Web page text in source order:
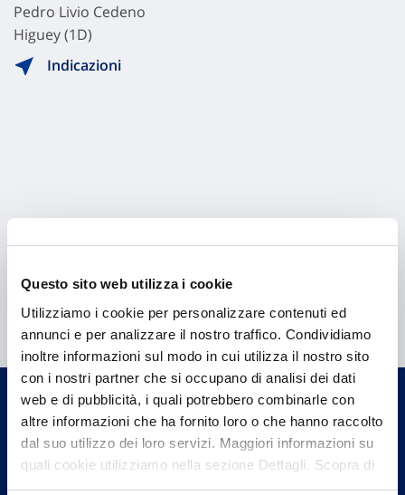
Questo sito web utilizza i cookie
Utilizziamo i cookie per personalizzare contenuti ed
annunci e per analizzare il nostro traffico. Condividiamo
inoltre informazioni sul modo in cui utilizza il nostro sito
con i nostri partner che si occupano di analisi dei dati
web e di pubblicità, i quali potrebbero combinarle con
altre informazioni che ha fornito loro o che hanno raccolto
dal suo utilizzo dei loro servizi. Maggiori informazioni su
quali cookie utilizziamo nella sezione Dettagli. Scopra di
più su chi siamo, come può contattarci e come trattiamo i
Pedro Livio Cedeno
Higuey (1D)
Indicazioni
Hai bisogno di
informazioni?
Trova l'Agenzia più vicina a te e parla con
un nostro Agente.
Contattaci